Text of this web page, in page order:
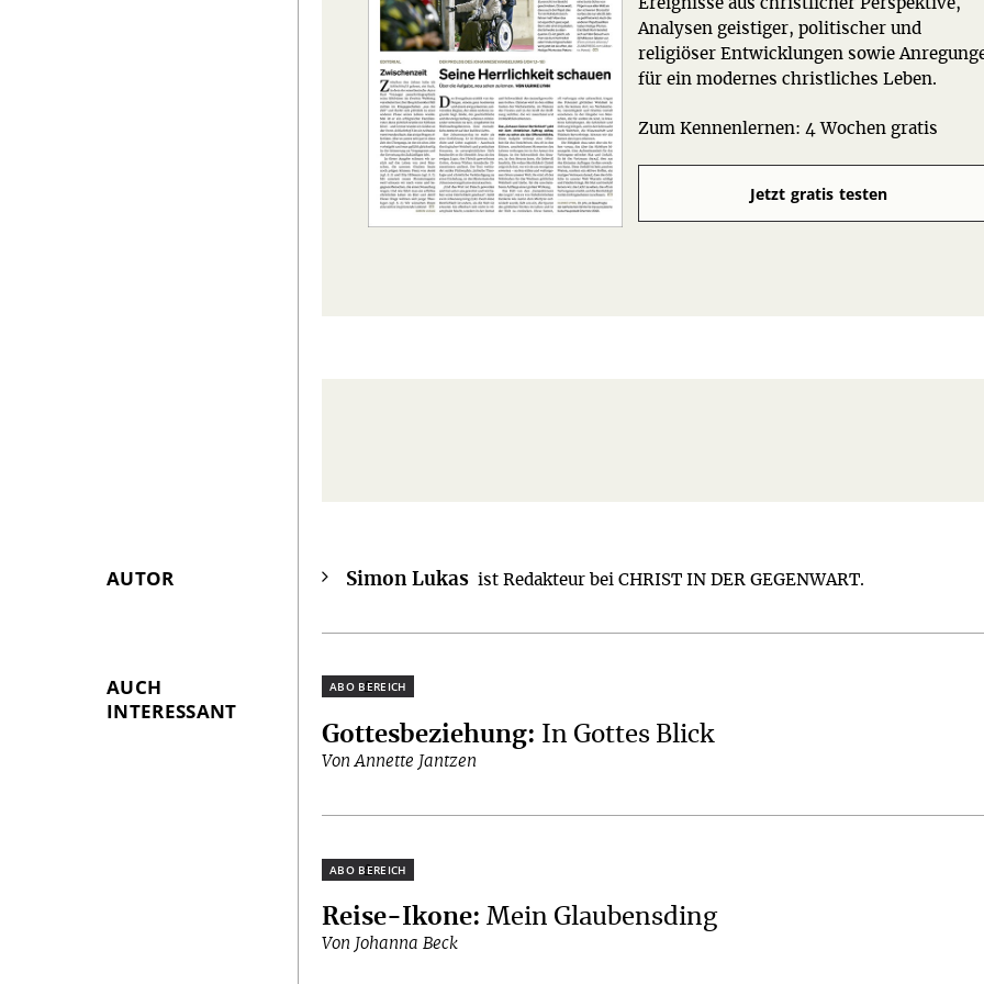
Ereignisse aus christlicher Perspektive,
Analysen geistiger, politischer und
religiöser Entwicklungen sowie
für ein modernes christliches Leben.
Zum Kennenlernen: 4 Wochen gratis
Jetzt gratis testen
Überschrift
AUTOR Simon Lukas ist Redakteur bei CHRIST IN DER GEGENWART.
AUCH
INTERESSANT
Plus
Gottesbeziehung: In Gottes Blick
Von Annette Jantzen
Plus
Reise-Ikone: Mein Glaubensding
Von Johanna Beck